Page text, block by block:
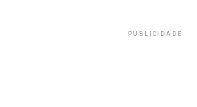
PUBLICIDADE